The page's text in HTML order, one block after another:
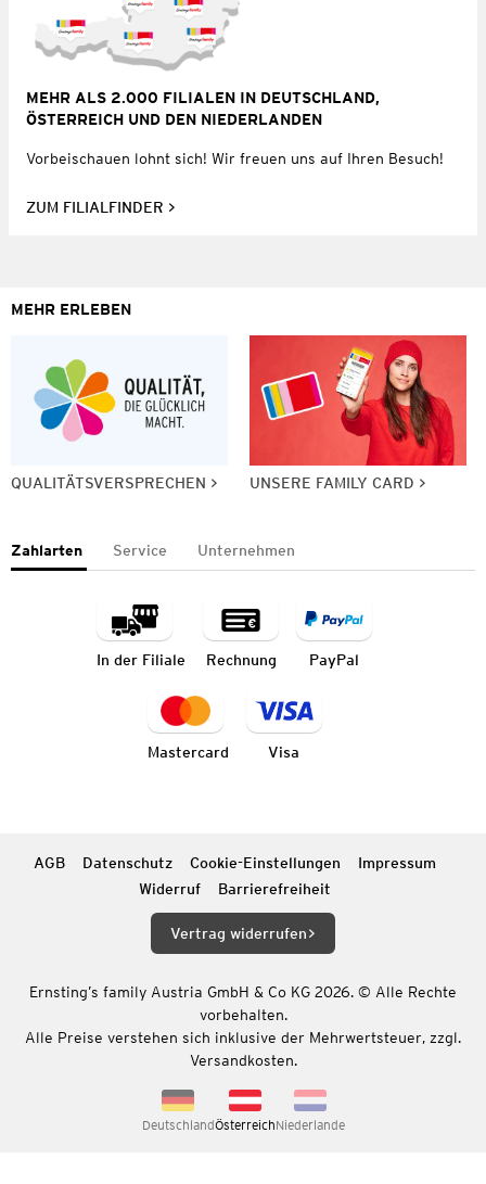
MEHR ALS 2.000 FILIALEN IN DEUTSCHLAND,
ÖSTERREICH UND DEN NIEDERLANDEN
Vorbeischauen lohnt sich! Wir freuen uns auf Ihren Besuch!
ZUM FILIALFINDER
MEHR ERLEBEN
QUALITÄTSVERSPRECHEN UNSERE FAMILY CARD
Zahlarten Service Unternehmen
In der Filiale Rechnung PayPal
Mastercard Visa
AGB Datenschutz Cookie-Einstellungen
Impressum
Widerruf
Barrierefreiheit
Vertrag widerrufen
Ernsting’s family Austria GmbH & Co KG 2026. © Alle Rechte
vorbehalten.
Alle Preise verstehen sich inklusive der Mehrwertsteuer, zzgl.
Versandkosten.
DeutschlandÖsterreichNiederlande